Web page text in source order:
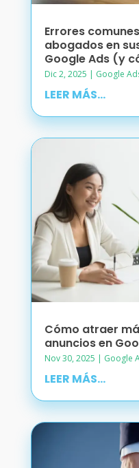
Errores
abogados en
Google Ads (y
Dic 2, 2025 Google
LEER MÁS...
Cómo atraer
anuncios en
Nov 30, 2025 | Google
LEER MÁS...